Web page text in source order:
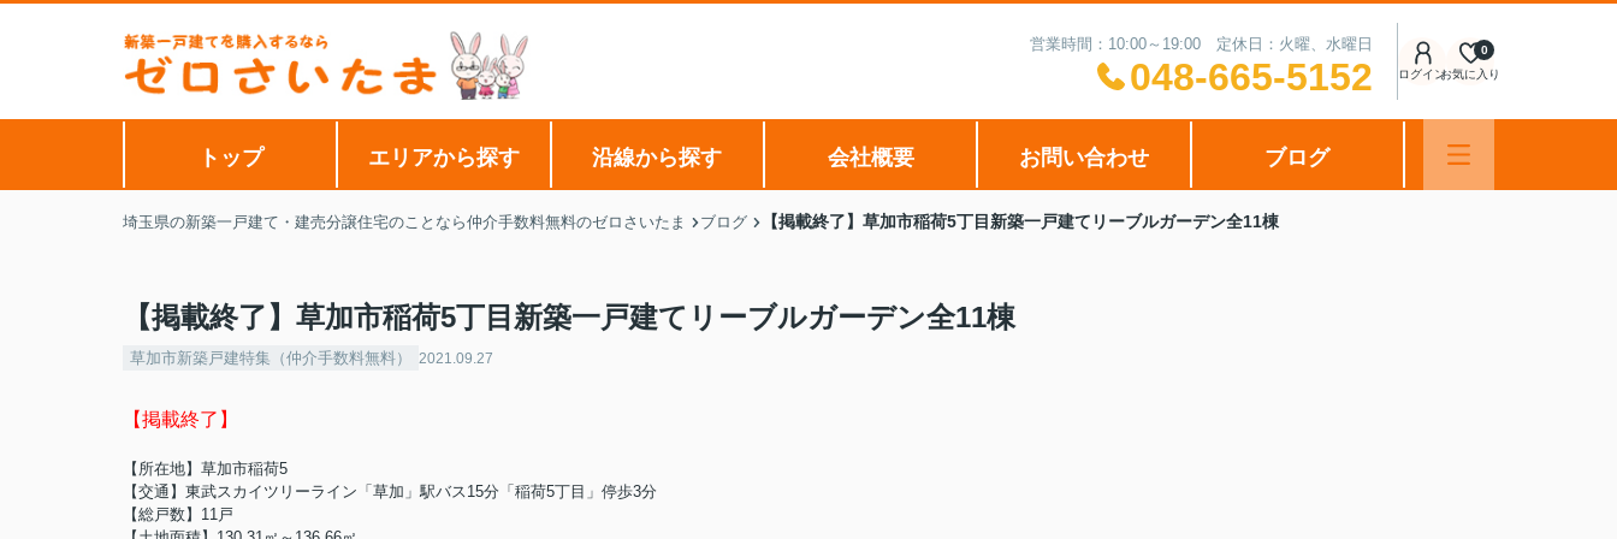
営業時間：10:00～19:00 定休日：火曜、水曜日
048-665-5152 ログインお気に入り
0
トップ エリアから探す 沿線から探す 会社概要 お問い合わせ ブログ
埼玉県の新築一戸建て・建売分譲住宅のことなら仲介手数料無料のゼロさいたま ブログ 【掲載終了】草加市稲荷5丁目新築一戸建てリーブルガーデン全11棟
【掲載終了】草加市稲荷5丁目新築一戸建てリーブルガーデン全11棟
草加市新築戸建特集（仲介手数料無料） 2021.09.27
【掲載終了】
【所在地】草加市稲荷5
【交通】東武スカイツリーライン「草加」駅バス15分「稲荷5丁目」停歩3分
【総戸数】11戸